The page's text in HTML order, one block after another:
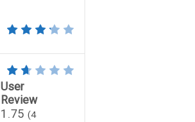
User
Review
1.75 (4